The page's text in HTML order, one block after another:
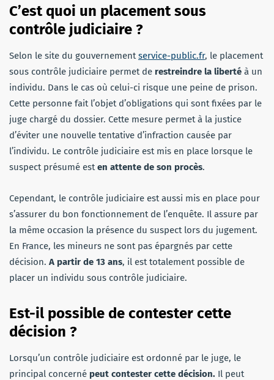
C’est quoi un placement sous
contrôle judiciaire ?
Selon le site du gouvernementservice-public.fr, le placement
sous contrôle judiciaire permet de restreindre la liberté à un
individu. Dans le cas où celui-ci risque une peine de prison.
Cette personne fait l’objet d’obligations qui sont fixées par le
juge chargé du dossier. Cette mesure permet à la justice
d’éviter une nouvelle tentative d’infraction causée par
l’individu. Le contrôle judiciaire est mis en place lorsque le
suspect présumé esten attente de son procès.
Cependant, le contrôle judiciaire est aussi mis en place pour
s’assurer du bon fonctionnement de l’enquête. Il assure par
la même occasion la présence du suspect lors du jugement.
En France, les mineurs ne sont pas épargnés par cette
décision. A partir de 13 ans, il est totalement possible de
placer un individu sous contrôle judiciaire.
Est-il possible de contester cette
décision ?
Lorsqu’un contrôle judiciaire est ordonné par le juge, le
principal concerné peut contester cette décision. Il peut